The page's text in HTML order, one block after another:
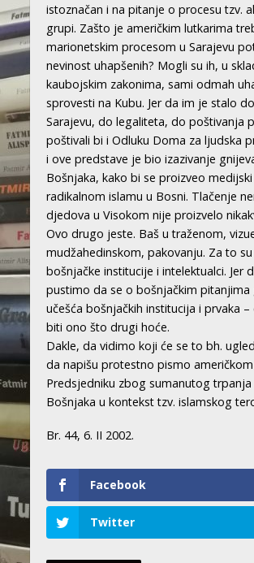
istoznačan i na pitanje o procesu tzv.
grupi. Zašto je američkim lutkarima
marionetskim procesom u Sarajevu
nevinost uhapšenih? Mogli su ih, u
kaubojskim zakonima, sami odmah
sprovesti na Kubu. Jer da im je stalo
Sarajevu, do legaliteta, do poštivanja
poštivali bi i Odluku Doma za ljudska
i ove predstave je bio izazivanje
Bošnjaka, kako bi se proizveo
radikalnom islamu u Bosni. Tlačenje
djedova u Visokom nije proizvelo
Ovo drugo jeste. Baš u traženom,
mudžahedinskom, pakovanju. Za to su
bošnjačke institucije i intelektualci. Jer
pustimo da se o bošnjačkim pitanjima
učešća bošnjačkih institucija i prvaka
biti ono što drugi hoće.
Dakle, da vidimo koji će se to bh.
da napišu protestno pismo američkom
Predsjedniku zbog sumanutog trpanja
Bošnjaka u kontekst tzv. islamskog
Br. 44, 6. II 2002.
Facebook
Twitter